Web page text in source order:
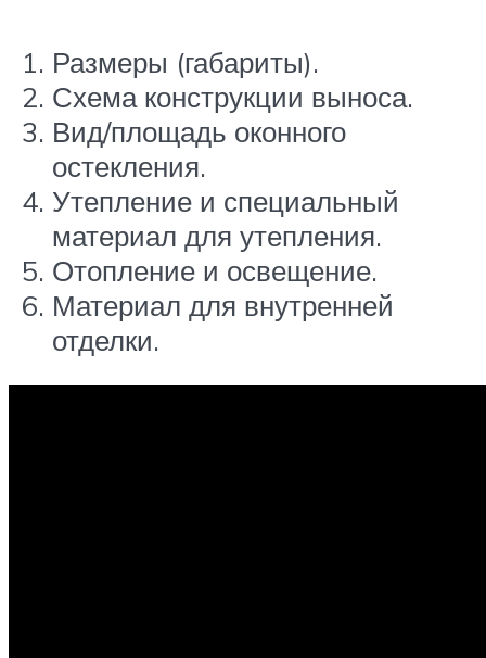
Размеры (габариты).
Схема конструкции выноса.
Вид/площадь оконного
остекления.
Утепление и специальный
материал для утепления.
Отопление и освещение.
Материал для внутренней
отделки.